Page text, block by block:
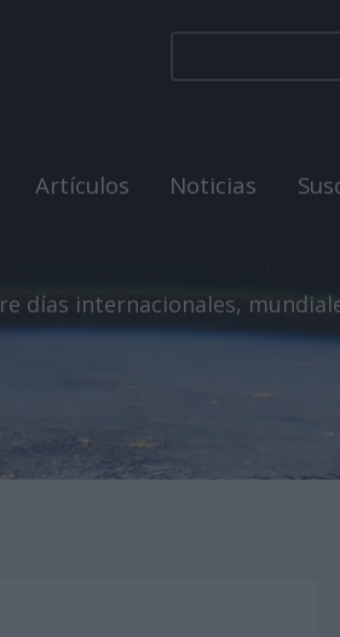
Artículos Noticias
días internacionales,